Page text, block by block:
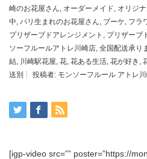
崎のお花屋さん, オーダーメイド, オリジ
中, パリ生まれのお花屋さん, ブーケ, フラ
プリザーブドアレンジメント , プリザーブ
ソーフルールアトレ川崎店, 全国配送承り
結, 川崎駅花屋, 花, 花ある生活, 花が好き ,
送別
投稿者: モンソーフルール アトレ
[igp-video src=”” poster=”https://